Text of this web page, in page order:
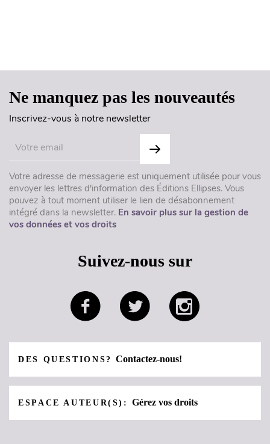
Ne manquez pas les nouveautés
Inscrivez-vous à notre newsletter
Votre adresse de messagerie est uniquement utilisée pour vous
envoyer les lettres d'information des Éditions Ellipses. Vous
pouvez à tout moment utiliser le lien de désabonnement
intégré dans la newsletter. En savoir plus sur la gestion de
vos données et vos droits
Suivez-nous sur
DES QUESTIONS?Contactez-nous!
ESPACE AUTEUR(S):Gérez vos droits